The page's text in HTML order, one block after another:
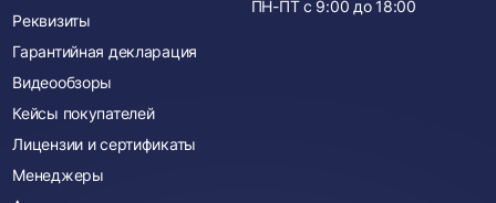
Реквизиты
Гарантийная декларация
Видеообзоры
Кейсы покупателей
Лицензии и сертификаты
Менеджеры
ПН-ПТ с 9:00 до 18:00